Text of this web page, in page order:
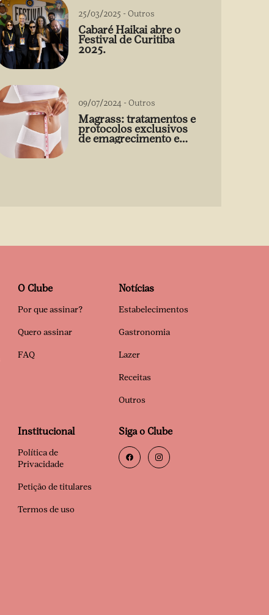
25/03/2025 -Outros
Cabaré Haikai abre o
Festival de Curitiba
2025.
09/07/2024 -Outros
Magrass: tratamentos e
protocolos exclusivos
de emagrecimento e
estética sem uso de
O Clube
Por que assinar?
Quero assinar
FAQ
Notícias
Estabelecimentos
Gastronomia
Lazer
Receitas
Outros
Institucional
Política de
Privacidade
Petição de titulares
Termos de uso
Siga o Clube